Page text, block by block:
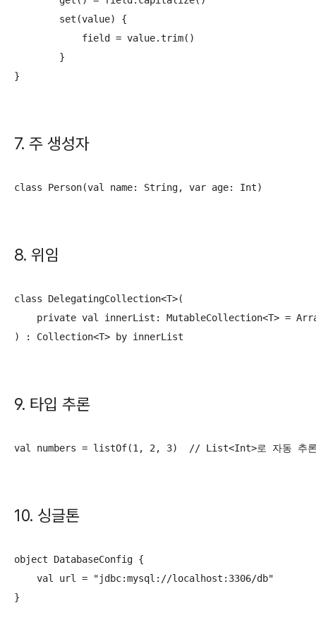
        set(value) {
            field = value.trim()
        }
}
7. 주 생성자
class Person(val name: String, var age: Int)
8. 위임
class DelegatingCollection<T>(
private val innerList: MutableCollection<T> =
) : Collection<T> by innerList
9. 타입 추론
val numbers = listOf(1, 2, 3)  // List<Int>로 자동 추
10. 싱글톤
object DatabaseConfig {
    val url = "jdbc:mysql://localhost:3306/db"
}